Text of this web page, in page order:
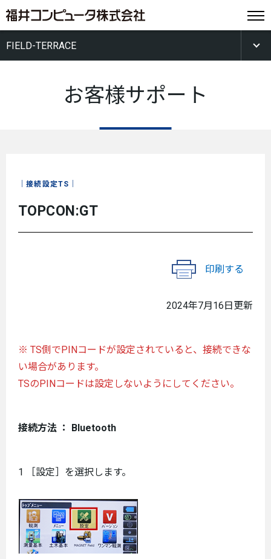
FIELD-TERRACE
お客様サポート
接続設定TS
TOPCON:GT
印刷する
2024年7月16日更新
※ TS側でPINコードが設定されていると、接続できな
い場合があります。
TSのPINコードは設定しないようにしてください。
接続方法 ： Bluetooth
1 ［設定］を選択します。